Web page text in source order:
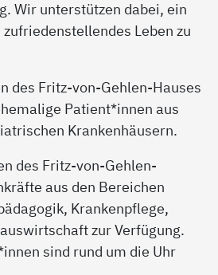
Wir unterstützen dabei, ein
Leben zu
des Fritz-von-Gehlen-Hauses
Patient*innen aus
Krankenhäusern.
des Fritz-von-Gehlen-
aus den Bereichen
Krankenpflege,
zur Verfügung.
sind rund um die Uhr